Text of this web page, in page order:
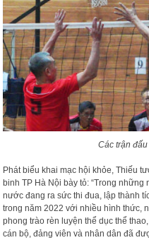
Các trận
Phát biểu khai mạc hội khỏe, Thiếu
binh TP Hà Nội bày tỏ: “Trong
nước đang ra sức thi đua, lập thành
trong năm 2022 với nhiều hình thức,
phong trào rèn luyện thể dục thể
cán bộ, đảng viên và nhân dân đã